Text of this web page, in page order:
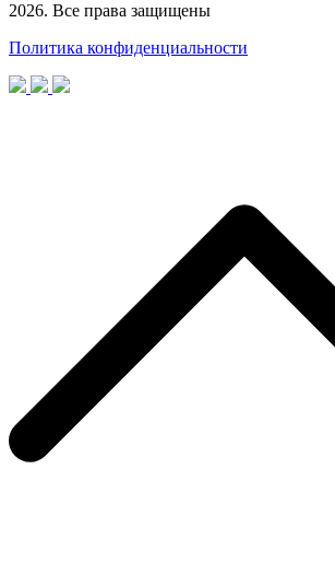
2026. Все права защищены
Политика конфиденциальности